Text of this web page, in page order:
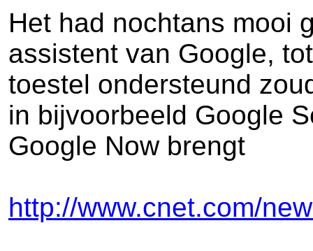
Het had nochtans mooi
assistent van Google,
toestel ondersteund
in bijvoorbeeld Google
Google Now brengt
http://www.cnet.com/